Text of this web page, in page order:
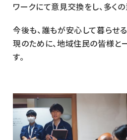
ワークにて意見交換をし、多く
今後も、誰もが安心して暮らせ
現のために、地域住民の皆様と
す。